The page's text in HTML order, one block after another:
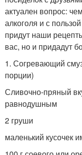
актуален вопрос:
алкоголя и с
придут наши
вас, но и придадут
1. Согревающий
порции)
Сливочно-пряный
равнодушным
2 груши
маленький кусочек